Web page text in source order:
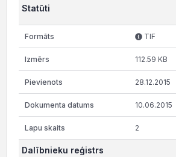
Statūti
TIF
112.59 KB
28.12.2015
10.06.2015
2
Dalībnieku reģistrs